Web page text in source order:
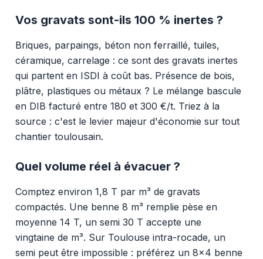
Vos gravats sont-ils 100 % inertes ?
Briques, parpaings, béton non ferraillé, tuiles,
céramique, carrelage : ce sont des gravats inertes
qui partent en ISDI à coût bas. Présence de bois,
plâtre, plastiques ou métaux ? Le mélange bascule
en DIB facturé entre 180 et 300 €/t. Triez à la
source : c'est le levier majeur d'économie sur tout
chantier toulousain.
Quel volume réel à évacuer ?
Comptez environ 1,8 T par m³ de gravats
compactés. Une benne 8 m³ remplie pèse en
moyenne 14 T, un semi 30 T accepte une
vingtaine de m³. Sur Toulouse intra-rocade, un
semi peut être impossible : préférez un 8x4 benne